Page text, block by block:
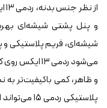
شیشه‌ای، فریم پلاستیکی
می‌شود ردمی
و ظاهر، کمی باکیفیت‌تر به
پلاستیکی